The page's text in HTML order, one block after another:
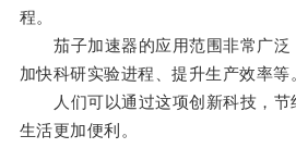
程。
茄子加速器的应用范围非常广泛
加快科研实验进程、提升生产效率等
人们可以通过这项创新科技，节
生活更加便利。